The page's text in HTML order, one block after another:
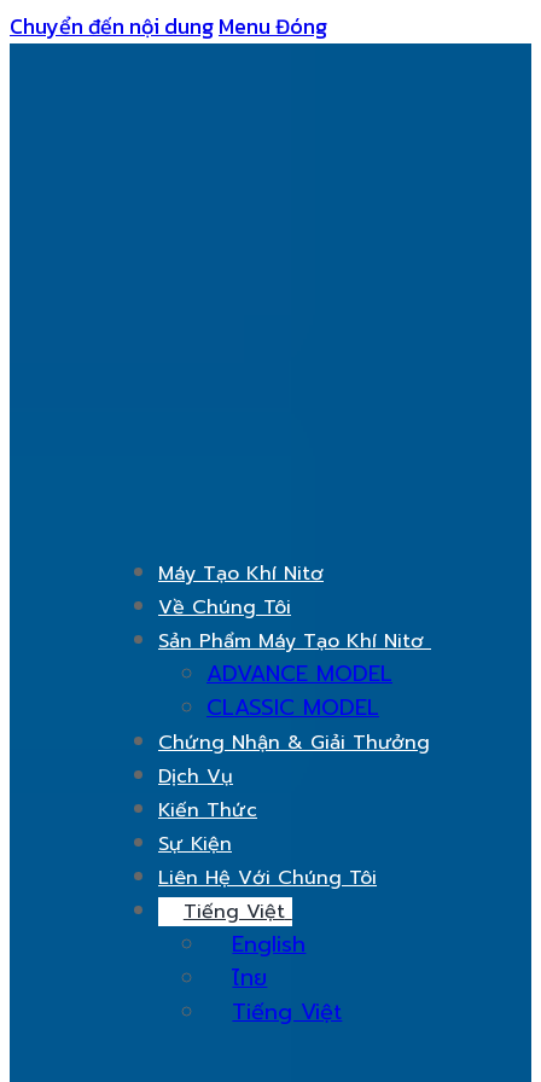
Chuyển đến nội dungMenuĐóng
Máy Tạo Khí Nitơ
Về Chúng Tôi
Sản Phẩm Máy Tạo Khí Nitơ
ADVANCE MODEL
CLASSIC MODEL
Chứng Nhận & Giải Thưởng
Dịch Vụ
Kiến Thức
Sự Kiện
Liên Hệ Với Chúng Tôi
Tiếng Việt
English
ไทย
Tiếng Việt